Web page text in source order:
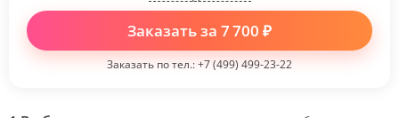
Заказать за 7 700 ₽
Заказать по тел.:+7 (499) 499-23-22